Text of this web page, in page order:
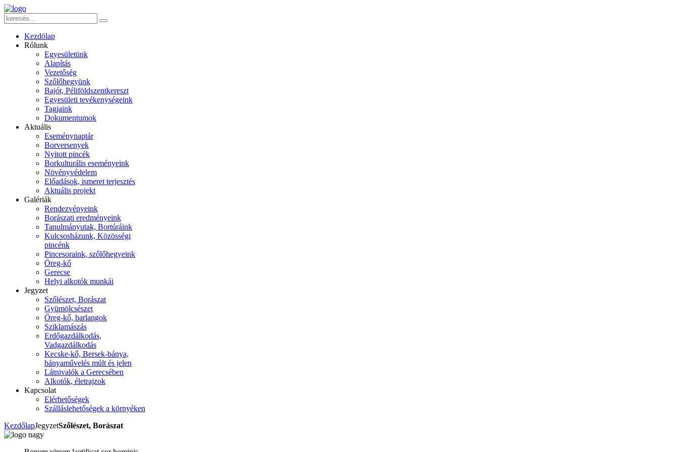
Kezdölap
Rólunk
Egyesületünk
Alapítás
Vezetőség
Szőlőhegyünk
Bajót, Péliföldszentkereszt
Egyesületi tevékenységeink
Tagjaink
Dokumentumok
Aktuális
Eseménynaptár
Borversenyek
Nyitott pincék
Borkulturális eseményeink
Növényvédelem
Előadások, ismeret terjesztés
Aktuális projekt
Galériák
Rendezvényeink
Borászati eredményeink
Tanulmányutak, Bortúráink
Kulcsosházunk, Közösségi
pincénk
Pincesoraink, szőlőhegyeink
Öreg-kő
Gerecse
Helyi alkotók munkái
Jegyzet
Szőlészet, Borászat
Gyümölcsészet
Öreg-kő, barlangok
Sziklamászás
Erdőgazdálkodás,
Vadgazdálkodás
Kecske-kő, Bersek-bánya,
bányaművelés múlt és jelen
Látnivalók a Gerecsében
Alkotók, életrajzok
Kapcsolat
Elérhetőségek
Szálláslehetőségek a környéken
KezdőlapJegyzetSzőlészet, Borászat